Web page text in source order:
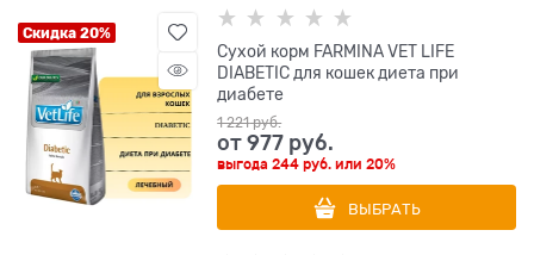
Скидка 20%
Сухой корм FARMINA VET LIFE
DIABETIC для кошек диета при
диабете
1 221 руб.
от977 руб.
выгода244 руб. или20%
ВЫБРАТЬ